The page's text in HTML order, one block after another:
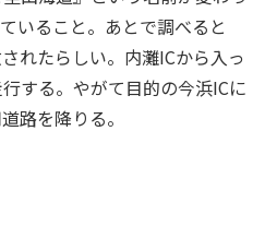
いること。あとで調べると
れたらしい。内灘ICから入っ
する。やがて目的の今浜ICに
路を降りる。